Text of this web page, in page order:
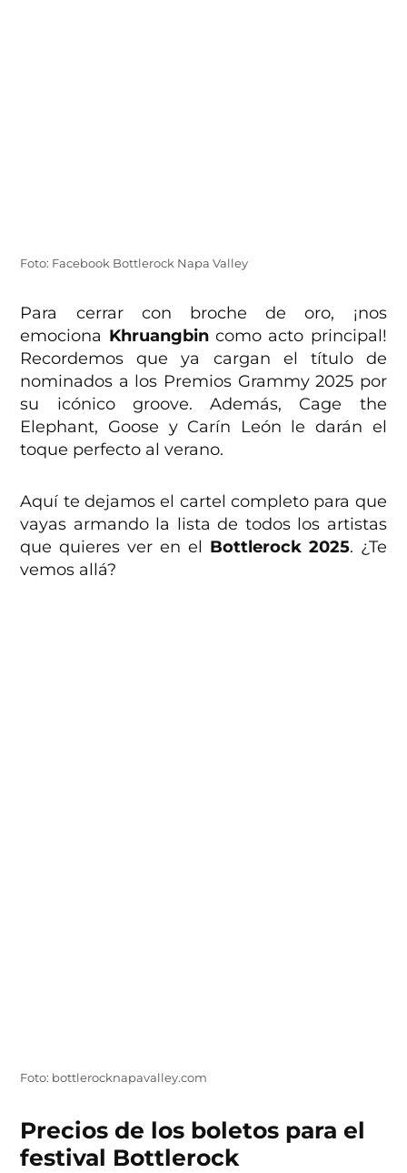
Foto: Facebook Bottlerock Napa Valley
Para cerrar con broche de oro, ¡nos
emociona Khruangbincomo acto principal!
Recordemos que ya cargan el título de
nominados a los Premios Grammy 2025 por
su icónico groove. Además, Cage the
Elephant, Goose y Carín León le darán el
toque perfecto al verano.
Aquí te dejamos el cartel completo para que
vayas armando la lista de todos los artistas
que quieres ver en el Bottlerock 2025. ¿Te
vemos allá?
Foto: bottlerocknapavalley.com
Precios de los boletos para el
festival Bottlerock